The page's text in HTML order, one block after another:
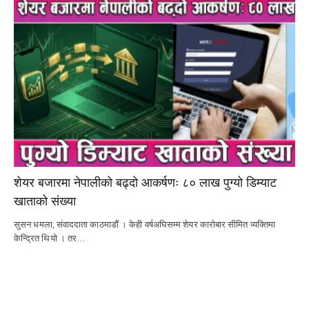
शेयर बजारमा नेपालीको बढ्दो आकर्षणः ८० लाख पुग्यो डिम्याट
खाताको संख्या
सुसन धमला, संवाददाता काठमाडौं । केही वर्षअघिसम्म शेयर कारोबार सीमित व्यक्तिमा
केन्द्रित थियो । तर…